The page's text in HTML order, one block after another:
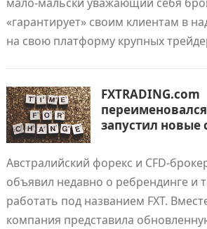
«гарантирует» своим клиентам в
на свою платформу крупных
FXTRADING.com
переименовался
запустил новые
Австралийский форекс и CFD-
объявил недавно о ребрендинге и
работать под названием FXT.
компания представила